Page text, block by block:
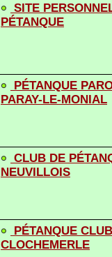
SITE
PÉTANQUE
PÉTANQUE
PARAY-LE-MONIAL
CLUB DE
NEUVILLOIS
PÉTANQUE
CLOCHEMERLE